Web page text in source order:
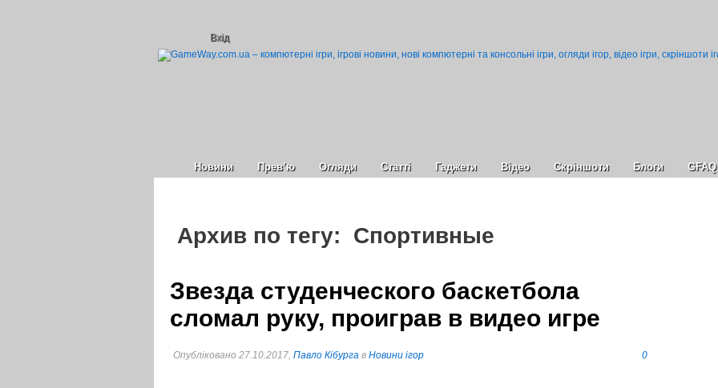
Вхід
Новини Прев’ю Огляди Статті Гаджети Відео Cкріншоти Блоги GFAQ
Архив по тегу: Спортивные
Звезда студенческого баскетбола
сломал руку, проиграв в видео игре
Опубліковано 27.10.2017, Павло Кібурга в Новини ігор 0